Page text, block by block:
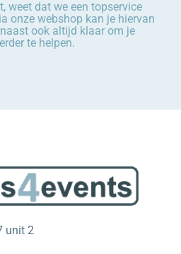
weet dat we een topservice
onze webshop kan je hiervan
ook altijd klaar om je
te helpen.
unit 2